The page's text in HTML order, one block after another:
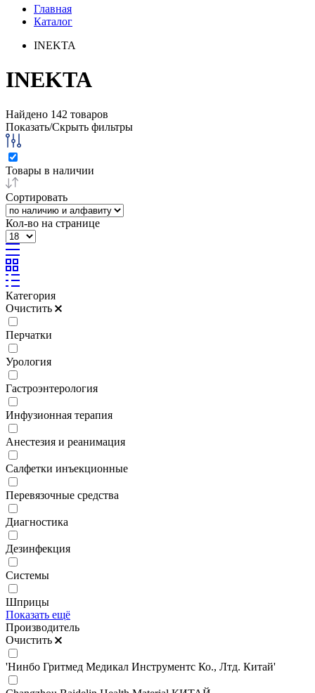
Главная
Каталог
INEKTA
INEKTA
Найдено 142 товаров
Показать/Скрыть фильтры
Товары в наличии
Сортировать
Кол-во на странице
Категория
Очистить
Перчатки
Урология
Гастроэнтерология
Инфузионная терапия
Анестезия и реанимация
Салфетки инъекционные
Перевязочные средства
Диагностика
Дезинфекция
Системы
Шприцы
Показать ещё
Производитель
Очистить
'Нинбо Гритмед Медикал Инструментс Ко., Лтд. Китай'